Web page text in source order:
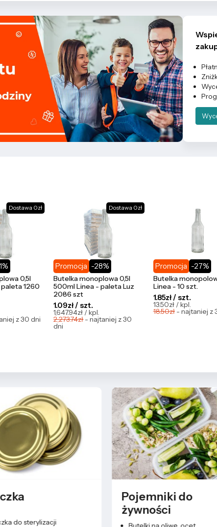
Dostawa 0zł
0,5l
1260
z 30 dni
Dostawa 0zł
Promocja -28%
Butelka monoplowa 0,5l
500ml Linea - paleta Luz
2086 szt
1.09zł / szt.
1,647.94zł / kpl.
2,273.74zł- najtaniej z 30
dni
Promocja -27%
Butelka
Linea - 10 szt.
1.85zł / szt.
13.50zł / kpl.
18.50zł- najtaniej z
do sterylizacji
Pojemniki do
żywności